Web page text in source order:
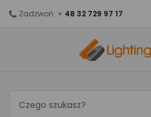
Zadzwoń: + 48 32 729 97 17